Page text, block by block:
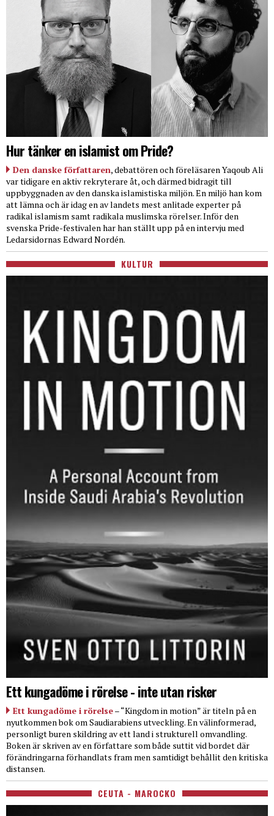
Hur tänker en islamist om Pride?
Den danske författaren, debattören och föreläsaren Yaqoub Ali
var tidigare en aktiv rekryterare åt, och därmed bidragit till
uppbyggnaden av den danska islamistiska miljön. En miljö han kom
att lämna och är idag en av landets mest anlitade experter på
radikal islamism samt radikala muslimska rörelser. Inför den
svenska Pride-festivalen har han ställt upp på en intervju med
Ledarsidornas Edward Nordén.
KULTUR
Ett kungadöme i rörelse - inte utan risker
Ett kungadöme i rörelse– “Kingdom in motion” är titeln på en
nyutkommen bok om Saudiarabiens utveckling. En välinformerad,
personligt buren skildring av ett land i strukturell omvandling.
Boken är skriven av en författare som både suttit vid bordet där
förändringarna förhandlats fram men samtidigt behållit den kritiska
distansen.
CEUTA - MAROCKO